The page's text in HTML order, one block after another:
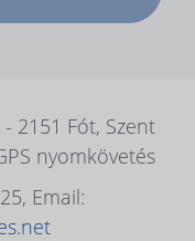
2151 Fót, Szent
nyomkövetés
Email: